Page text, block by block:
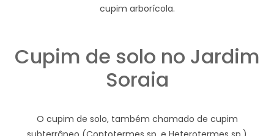
cupim arborícola.
Cupim de solo no Jardim
Soraia
O cupim de solo, também chamado de cupim